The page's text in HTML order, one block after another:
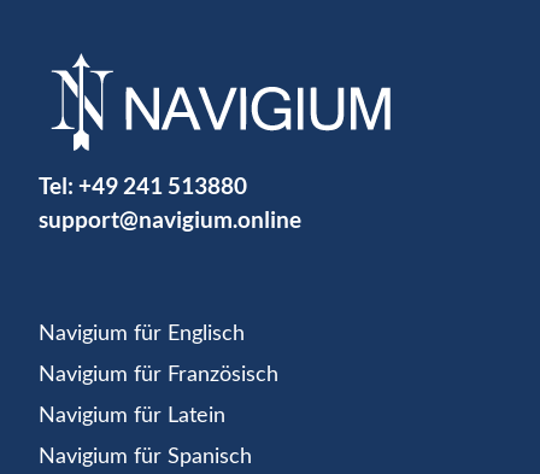
Tel: +49 241 513880
support@navigium.online
Navigium für Englisch
Navigium für Französisch
Navigium für Latein
Navigium für Spanisch